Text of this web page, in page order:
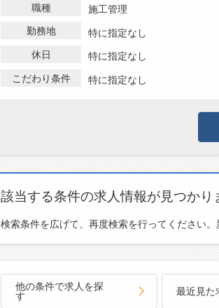
職種
施工管理
勤務地
特に指定なし
休日
特に指定なし
こだわり条件
特に指定なし
該当する条件の求人情報が見つかり
検索条件を広げて、再度検索を行ってください。
他の条件で求人を探
す
最近見た